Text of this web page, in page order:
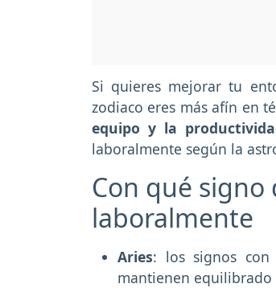
Si quieres mejorar tu
zodiaco eres más afín en
equipo y la
laboralmente según la
Con qué
laboralmente
Aries: los signos
mantienen equilibrado